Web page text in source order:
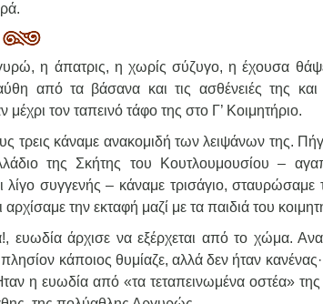
η άπατρις, η χωρίς σύζυγο, η έχουσα
από τα βάσανα και τις ασθένειές της και
τον ταπεινό τάφο της στο Γ’ Κοιμητήριο.
τρεις κάναμε ανακομιδή των λειψάνων της.
της Σκήτης του Κουτλουμουσίου –
λίγο συγγενής – κάναμε τρισάγιο, σταυρώσαμε
αρχίσαμε την εκταφή μαζί με τα παιδιά του
ευωδία άρχισε να εξέρχεται από το χώμα.
κάποιος θυμίαζε, αλλά δεν ήταν
η ευωδία από «τα τεταπεινωμένα οστέα»